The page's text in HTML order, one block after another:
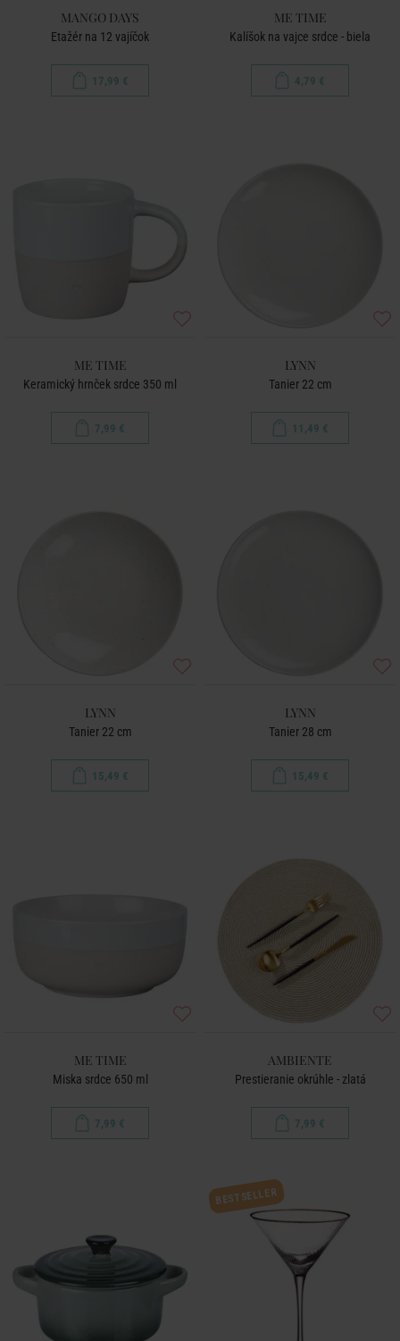
MANGO DAYS
Etažér na 12 vajíčok
17,99 €
ME TIME
Kalíšok na vajce srdce - biela
4,79 €
ME TIME
Keramický hrnček srdce 350 ml
7,99 €
LYNN
Tanier 22 cm
11,49 €
LYNN
Tanier 22 cm
15,49 €
LYNN
Tanier 28 cm
15,49 €
ME TIME
Miska srdce 650 ml
7,99 €
AMBIENTE
Prestieranie okrúhle - zlatá
7,99 €
BESTSELLER